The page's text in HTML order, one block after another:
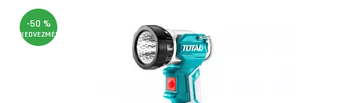
-50 %
KEDVEZMÉNY